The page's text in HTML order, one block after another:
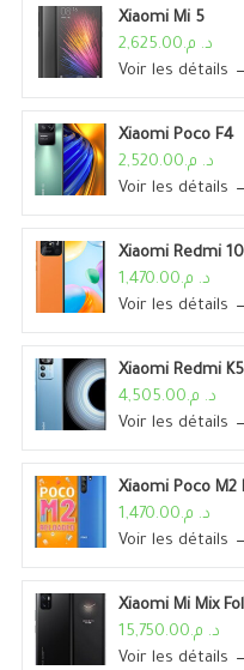
Xiaomi Mi 5
د. م.2,625.00
Voir les détails
Xiaomi Poco F4
د. م.2,520.00
Voir les détails
Xiaomi Redmi
د. م.1,470.00
Voir les détails
Xiaomi Redmi
د. م.4,505.00
Voir les détails
Xiaomi Poco M2
د. م.1,470.00
Voir les détails
Xiaomi Mi Mix
د. م.15,750.00
Voir les détails